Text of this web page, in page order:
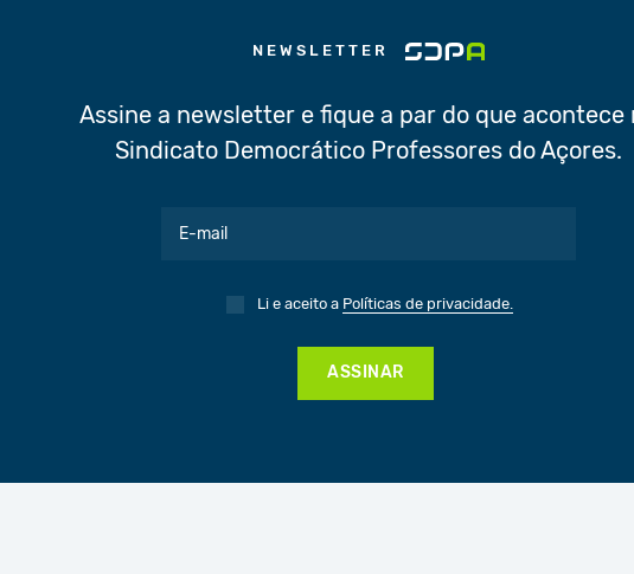
NEWSLETTER
Assine a newsletter e fique a par do que acontece
Sindicato Democrático Professores do Açores.
Li e aceito a Políticas de privacidade.
ASSINAR